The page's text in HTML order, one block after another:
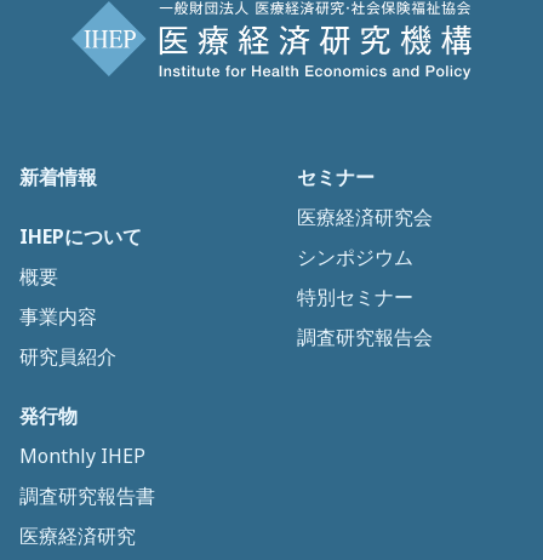
新着情報
IHEPについて
概要
事業内容
研究員紹介
セミナー
医療経済研究会
シンポジウム
特別セミナー
調査研究報告会
発行物
Monthly IHEP
調査研究報告書
医療経済研究